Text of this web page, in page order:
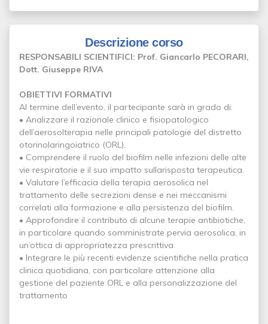
Descrizione corso
RESPONSABILI SCIENTIFICI: Prof. Giancarlo PECORARI,
Dott. Giuseppe RIVA
OBIETTIVI FORMATIVI
Al termine dell’evento, il partecipante sarà in grado di:
• Analizzare il razionale clinico e fisiopatologico
dell’aerosolterapia nelle principali patologie del distretto
otorinolaringoiatrico (ORL).
• Comprendere il ruolo del biofilm nelle infezioni delle alte
vie respiratorie e il suo impatto sullarisposta terapeutica.
• Valutare l’efficacia della terapia aerosolica nel
trattamento delle secrezioni dense e nei meccanismi
correlati alla formazione e alla persistenza del biofilm.
• Approfondire il contributo di alcune terapie antibiotiche,
in particolare quando somministrate pervia aerosolica, in
un’ottica di appropriatezza prescrittiva.
• Integrare le più recenti evidenze scientifiche nella pratica
clinica quotidiana, con particolare attenzione alla
gestione del paziente ORL e alla personalizzazione del
trattamento